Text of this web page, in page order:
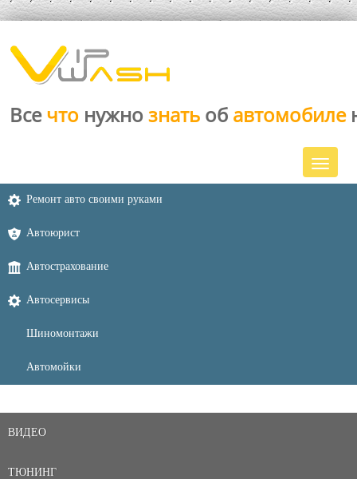
Все что нужно знать об автомобиле
Ремонт авто своими руками
Автоюрист
Автострахование
Автосервисы
Шиномонтажи
Автомойки
ВИДЕО
ТЮНИНГ